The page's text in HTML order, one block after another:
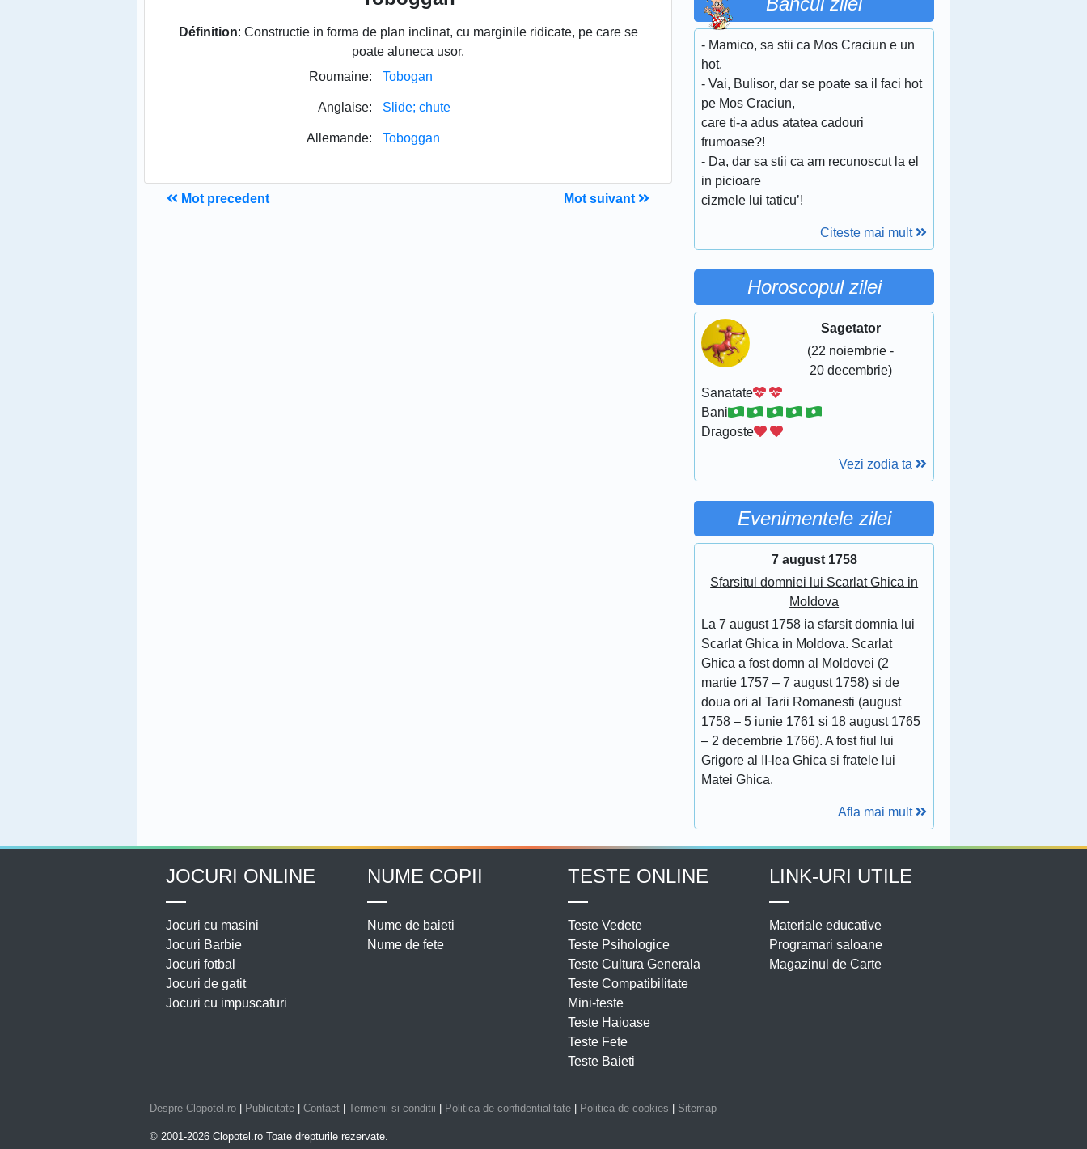
Définition: Constructie in forma de plan inclinat, cu marginile ridicate, pe care se
poate aluneca usor.
Roumaine:
Tobogan
Anglaise: Slide; chute
Allemande: Toboggan
Mot precedent Mot suivant
- Mamico, sa stii ca Mos Craciun e un
hot.
- Vai, Bulisor, dar se poate sa il faci hot
pe Mos Craciun,
care ti-a adus atatea cadouri
frumoase?!
- Da, dar sa stii ca am recunoscut la el
in picioare
cizmele lui taticu’!
Citeste mai mult
Horoscopul zilei
Sagetator
(22 noiembrie -
20 decembrie)
Sanatate
Bani
Dragoste
Vezi zodia ta
Evenimentele zilei
7 august 1758
Sfarsitul domniei lui Scarlat Ghica in
Moldova
La 7 august 1758 ia sfarsit domnia lui
Scarlat Ghica in Moldova. Scarlat
Ghica a fost domn al Moldovei (2
martie 1757 – 7 august 1758) si de
doua ori al Tarii Romanesti (august
1758 – 5 iunie 1761 si 18 august 1765
– 2 decembrie 1766). A fost fiul lui
Grigore al II-lea Ghica si fratele lui
Matei Ghica.
Afla mai mult
JOCURI ONLINE
Jocuri cu masini
Jocuri Barbie
Jocuri fotbal
Jocuri de gatit
Jocuri cu impuscaturi
NUME COPII
Nume de baieti
Nume de fete
TESTE ONLINE
Teste Vedete
Teste Psihologice
Teste Cultura Generala
Teste Compatibilitate
Mini-teste
Teste Haioase
Teste Fete
Teste Baieti
LINK-URI UTILE
Materiale educative
Programari saloane
Magazinul de Carte
Despre Clopotel.ro | Publicitate | Contact | Termenii si conditii | Politica de confidentialitate | Politica de cookies | Sitemap
© 2001-2026 Clopotel.ro Toate drepturile rezervate.